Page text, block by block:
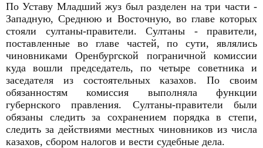
По Уставу Младший жуз был разделен на три части -
Западную, Среднюю и Восточную, во главе которых
стояли султаны-правители. Султаны - правители,
поставленные во главе частей, по сути, являлись
чиновниками Оренбургской пограничной комиссии
куда вошли председатель, по четыре советника и
заседателя из состоятельных казахов. По своим
обязанностям комиссия выполняла функции
губернского правления. Султаны-правители были
обязаны следить за сохранением порядка в степи,
следить за действиями местных чиновников из числа
казахов, сбором налогов и вести судебные дела.